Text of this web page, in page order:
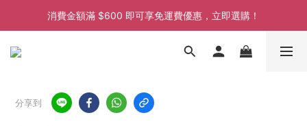
消費金額滿 $600 即可享免運費優惠，立即選購！
消費金額滿 $600 即可享免運費優惠，立即選購！
消費金額滿 $600 即可享免運費優惠，立即選購！
分享到